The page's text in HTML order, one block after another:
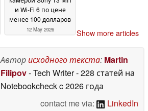
и Wi-Fi 6 по цене
менее 100 долларов
12 May 2026 Show more articles
Авторисходного текста: Martin
Filipov- Tech Writer- 228 статей на
Notebookcheckc 2026 года
contact me via:
LinkedIn